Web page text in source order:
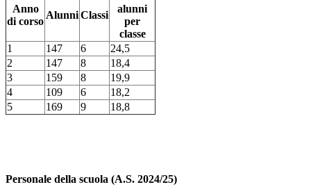
Anno
di corso
AlunniClassi
alunni
per
classe
1
147 6
24,5
2
147 8
18,4
3
159 8
19,9
4
109 6
18,2
5
169 9 18,8
Personale della scuola (A.S. 2024/25)